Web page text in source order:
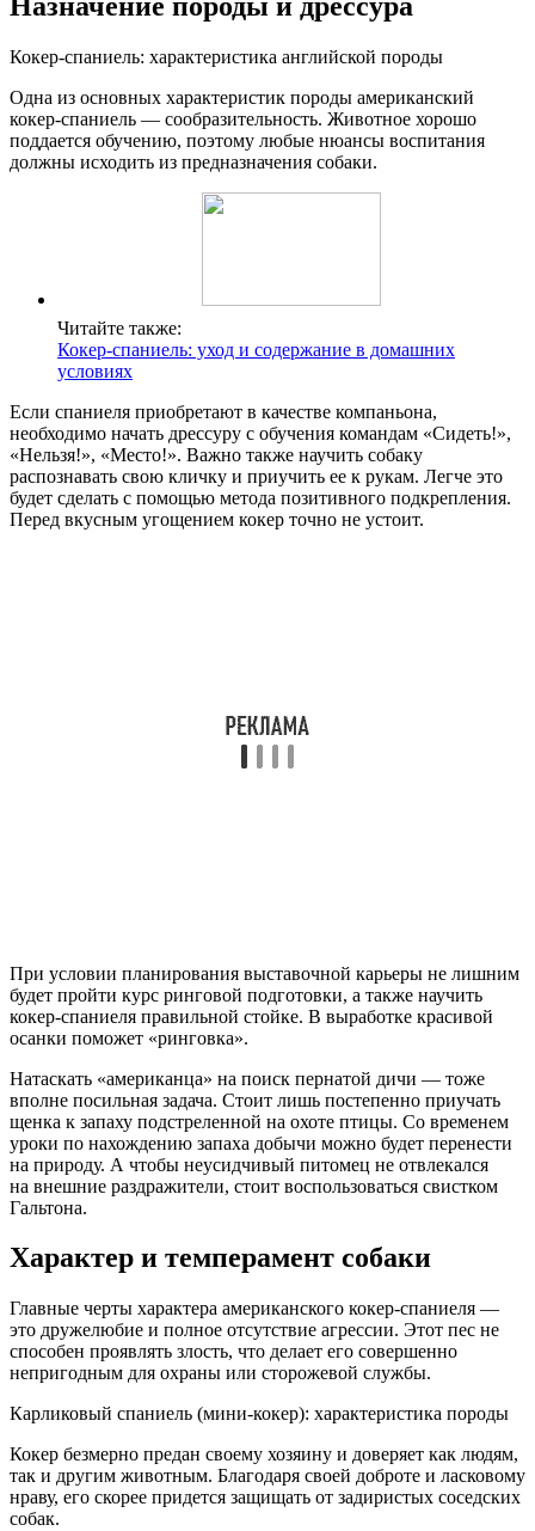
Кокер-спаниель: характеристика английской породы
Одна из основных характеристик породы американский
кокер-спаниель — сообразительность. Животное хорошо
поддается обучению, поэтому любые нюансы воспитания
должны исходить из предназначения собаки.
Читайте также:
Кокер-спаниель: уход и содержание в домашних
условиях
Если спаниеля приобретают в качестве компаньона,
необходимо начать дрессуру с обучения командам «Сидеть!»,
«Нельзя!», «Место!». Важно также научить собаку
распознавать свою кличку и приучить ее к рукам. Легче это
будет сделать с помощью метода позитивного подкрепления.
Перед вкусным угощением кокер точно не устоит.
При условии планирования выставочной карьеры не лишним
будет пройти курс ринговой подготовки, а также научить
кокер-спаниеля правильной стойке. В выработке красивой
осанки поможет «ринговка».
Натаскать «американца» на поиск пернатой дичи — тоже
вполне посильная задача. Стоит лишь постепенно приучать
щенка к запаху подстреленной на охоте птицы. Со временем
уроки по нахождению запаха добычи можно будет перенести
на природу. А чтобы неусидчивый питомец не отвлекался
на внешние раздражители, стоит воспользоваться свистком
Гальтона.
Характер и темперамент собаки
Главные черты характера американского кокер-спаниеля —
это дружелюбие и полное отсутствие агрессии. Этот пес не
способен проявлять злость, что делает его совершенно
непригодным для охраны или сторожевой службы.
Карликовый спаниель (мини-кокер): характеристика породы
Кокер безмерно предан своему хозяину и доверяет как людям,
так и другим животным. Благодаря своей доброте и ласковому
нраву, его скорее придется защищать от задиристых соседских
собак.